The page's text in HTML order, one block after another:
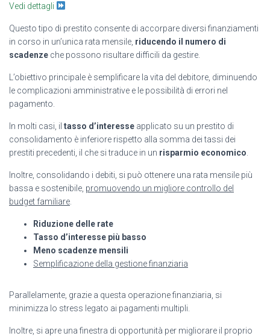
Vedi dettagli
Questo tipo di prestito consente di accorpare diversi finanziamenti
in corso in un’unica rata mensile, riducendo il numero di
scadenze che possono risultare difficili da gestire.
L’obiettivo principale è semplificare la vita del debitore, diminuendo
le complicazioni amministrative e le possibilità di errori nel
pagamento.
In molti casi, il tasso d’interesse applicato su un prestito di
consolidamento è inferiore rispetto alla somma dei tassi dei
prestiti precedenti, il che si traduce in un risparmio economico
Inoltre, consolidando i debiti, si può ottenere una rata mensile più
bassa e sostenibile, promuovendo un migliore controllo del
budget familiare
Riduzione delle rate
Tasso d’interesse più basso
Meno scadenze mensili
Semplificazione della gestione finanziaria
Parallelamente, grazie a questa operazione finanziaria, si
minimizza lo stress legato ai pagamenti multipli.
Inoltre, si apre una finestra di opportunità per migliorare il proprio